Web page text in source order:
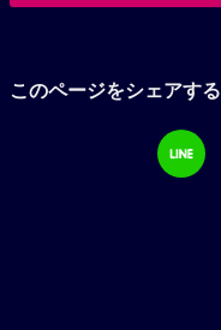
このページをシェアする